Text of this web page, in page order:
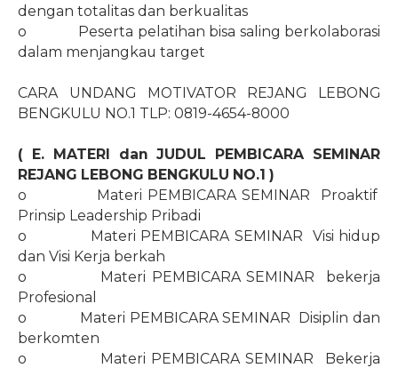
dengan totalitas dan berkualitas
o
Peserta pelatihan bisa saling berkolaborasi
dalam menjangkau target
CARA UNDANG MOTIVATOR REJANG LEBONG
BENGKULU NO.1 TLP: 0819-4654-8000
( E. MATERI dan JUDUL PEMBICARA SEMINAR
REJANG LEBONG BENGKULU NO.1 )
o
Materi PEMBICARA SEMINAR
Proaktif
Prinsip Leadership Pribadi
o
Materi PEMBICARA SEMINAR
Visi hidup
dan Visi Kerja berkah
o
Materi PEMBICARA SEMINAR
bekerja
Profesional
o
Materi PEMBICARA SEMINAR Disiplin dan
berkomten
o
Materi PEMBICARA SEMINAR
Bekerja